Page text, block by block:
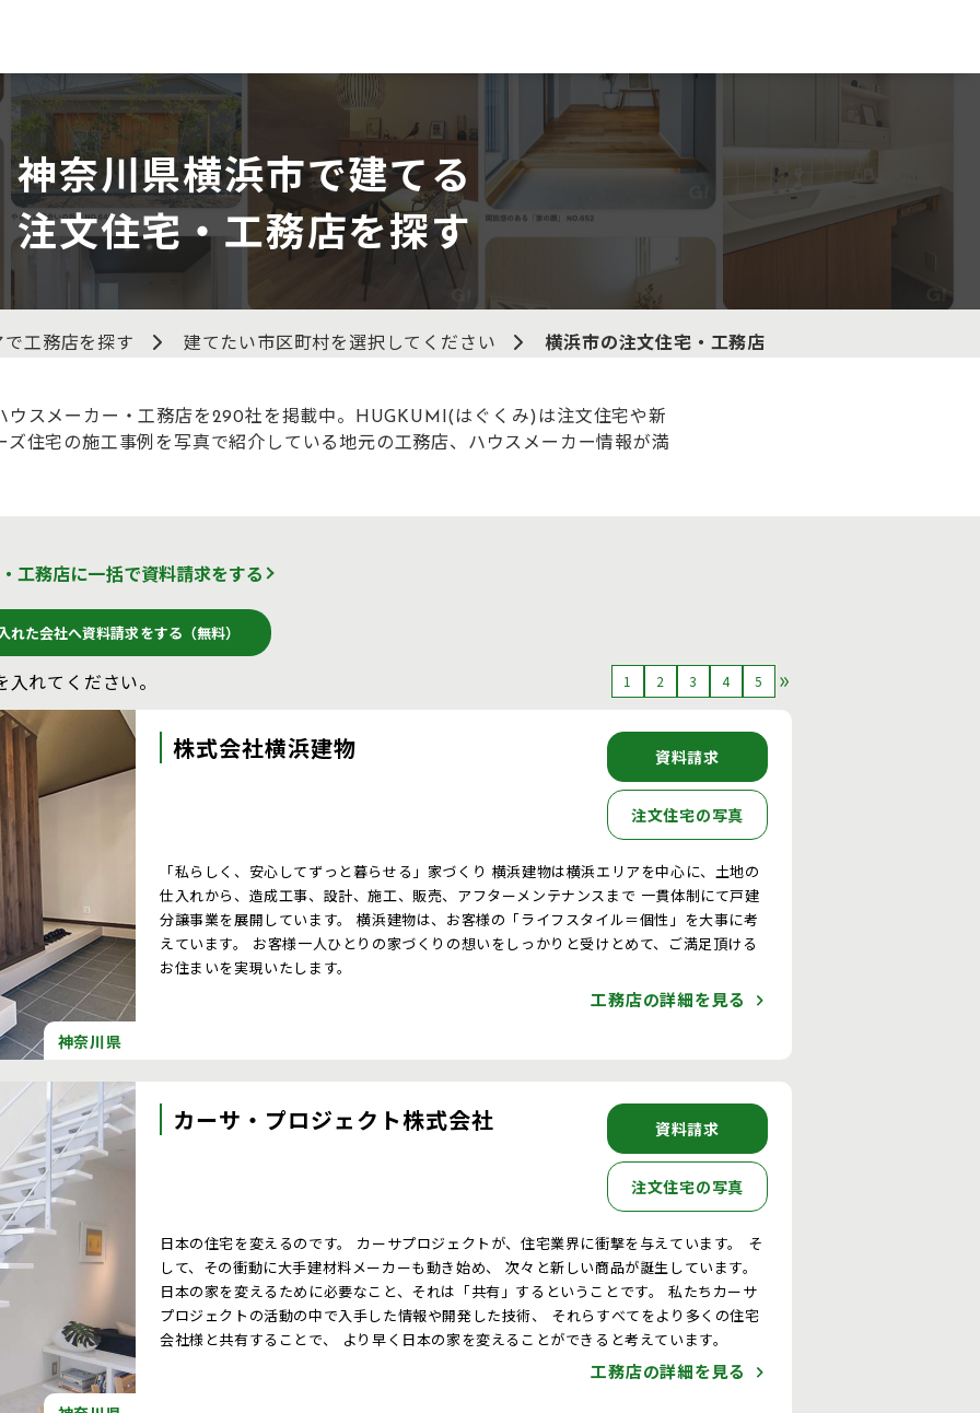
神奈川県横浜市で建てる
注文住宅・工務店を探す
工務店を探す 建てたい市区町村を選択してください 横浜市の注文住宅・工務店
ウスメーカー・工務店を290社を掲載中。HUGKUMI(はぐくみ)は注文住宅や新
ズ住宅の施工事例を写真で紹介している地元の工務店、ハウスメーカー情報が満
工務店に一括で資料請求をする
れた会社へ資料請求をする（無料）
入れてください。 1 2 3 4 5
神奈川県
株式会社横浜建物 資料請求
注文住宅の写真
「私らしく、安心してずっと暮らせる」家づくり 横浜建物は横浜エリアを中心に、土地の
仕入れから、造成工事、設計、施工、販売、アフターメンテナンスまで 一貫体制にて戸建
分譲事業を展開しています。 横浜建物は、お客様の「ライフスタイル＝個性」を大事に考
えています。 お客様一人ひとりの家づくりの想いをしっかりと受けとめて、ご満足頂ける
お住まいを実現いたします。
工務店の詳細を見る
カーサ・プロジェクト株式会社 資料請求
注文住宅の写真
日本の住宅を変えるのです。 カーサプロジェクトが、住宅業界に衝撃を与えています。 そ
して、その衝動に大手建材料メーカーも動き始め、 次々と新しい商品が誕生しています。
日本の家を変えるために必要なこと、それは「共有」するということです。 私たちカーサ
プロジェクトの活動の中で入手した情報や開発した技術、 それらすべてをより多くの住宅
会社様と共有することで、 より早く日本の家を変えることができると考えています。
工務店の詳細を見る